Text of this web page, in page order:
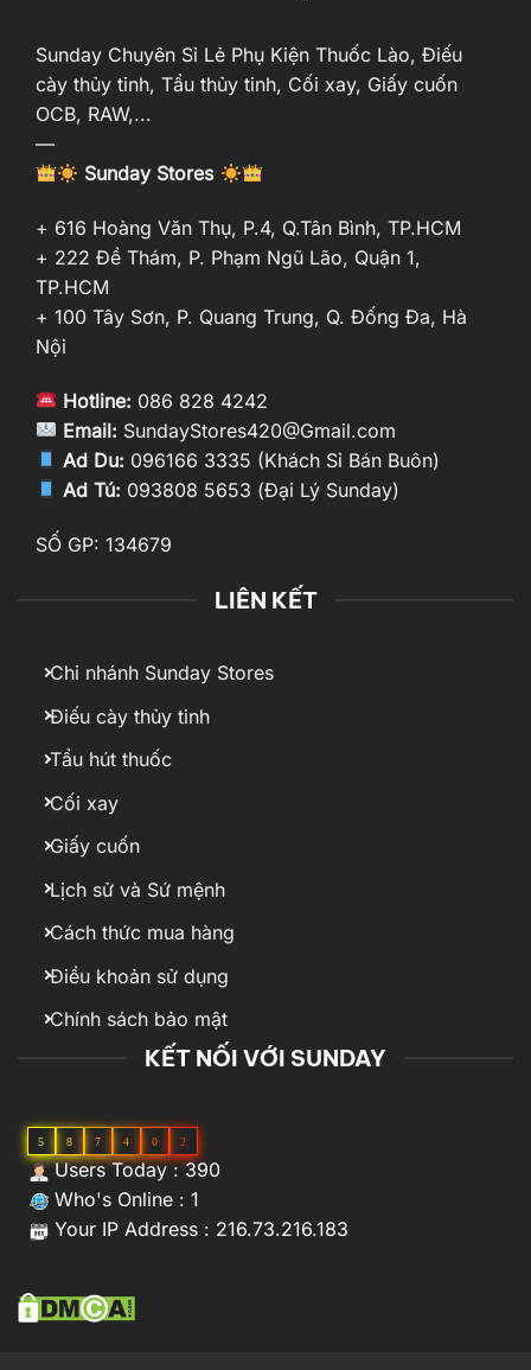
Sunday Chuyên Sỉ Lẻ Phụ Kiện Thuốc Lào, Điếu
cày thủy tinh, Tẩu thủy tinh, Cối xay, Giấy cuốn
OCB, RAW,...
—
Sunday Stores
+ 616 Hoàng Văn Thụ, P.4, Q.Tân Bình, TP.HCM
+ 222 Đề Thám, P. Phạm Ngũ Lão, Quận 1,
TP.HCM
+ 100 Tây Sơn, P. Quang Trung, Q. Đống Đa, Hà
Nội
Hotline: 086 828 4242
Email: SundayStores420@Gmail.com
Ad Du: 096166 3335 (Khách Sỉ Bán Buôn)
Ad Tú: 093808 5653 (Đại Lý Sunday)
SỐ GP: 134679
LIÊN KẾT
Chi nhánh Sunday Stores
Điếu cày thủy tinh
Tẩu hút thuốc
Cối xay
Giấy cuốn
Lịch sử và Sứ mệnh
Cách thức mua hàng
Điều khoản sử dụng
Chính sách bảo mật
KẾT NỐI VỚI SUNDAY
5 8 7 4 0 2
Users Today : 390
Who's Online : 1
Your IP Address : 216.73.216.183